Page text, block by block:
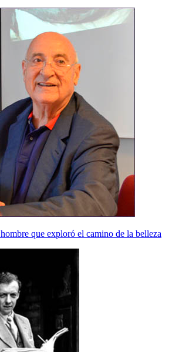
que exploró el camino de la belleza